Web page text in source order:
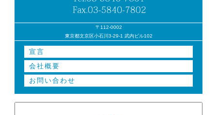
〒112-0002
東京都文京区小石川3-29-1 武内ビル102
宣言
会社概要
お問い合わせ